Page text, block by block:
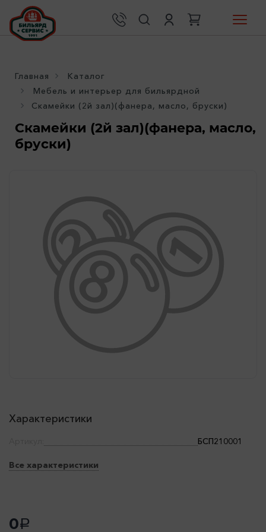
Главная
Каталог
Мебель и интерьер для бильярдной
Скамейки (2й зал)(фанера, масло, бруски)
Скамейки (2й зал)(фанера, масло,
бруски)
Характеристики
БСП210001
Все характеристики
0a